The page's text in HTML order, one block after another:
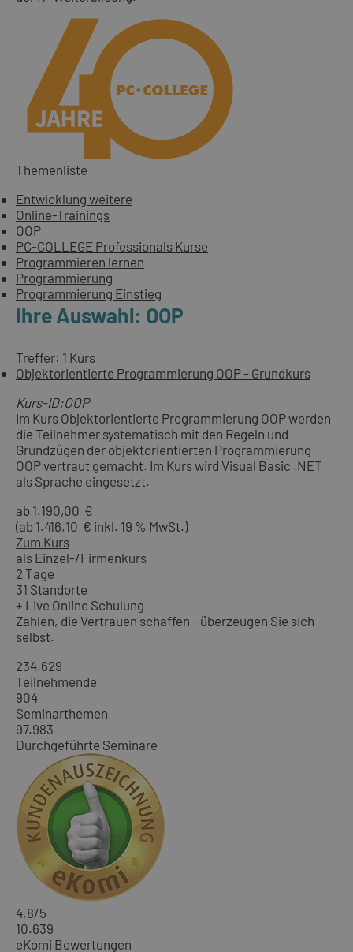
Themenliste
Entwicklung weitere
Online-Trainings
OOP
PC-COLLEGE Professionals Kurse
Programmieren lernen
Programmierung
Programmierung Einstieg
Ihre Auswahl: OOP
Treffer: 1 Kurs
Objektorientierte Programmierung OOP - Grundkurs
Kurs-ID:OOP
Im Kurs Objektorientierte Programmierung OOP werden
die Teilnehmer systematisch mit den Regeln und
Grundzügen der objektorientierten Programmierung
OOP vertraut gemacht. Im Kurs wird Visual Basic .NET
als Sprache eingesetzt.
ab 1.190,00 €
(ab 1.416,10 € inkl. 19 % MwSt.)
Zum Kurs
als Einzel-/Firmenkurs
2 Tage
31 Standorte
+ Live Online Schulung
Zahlen, die Vertrauen schaffen - überzeugen Sie sich
selbst.
234.629
Teilnehmende
904
Seminarthemen
97.983
Durchgeführte Seminare
4,8/5
10.639
eKomi Bewertungen